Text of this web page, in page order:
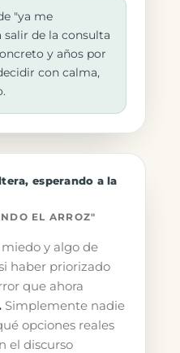
"ya me
salir de la consulta
y años por
con calma,
esperando a la
EL ARROZ"
y algo de
haber priorizado
que ahora
Simplemente nadie
opciones reales
el discurso